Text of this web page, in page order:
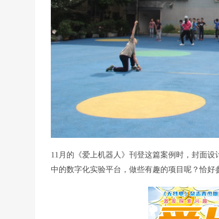
11月的《爱上机器人》刊登这篇案例时，封面
中的数字化实验平台，做些有趣的项目呢？恰